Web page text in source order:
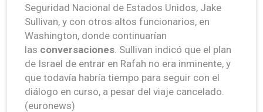
Seguridad Nacional de Estados Unidos, Jake
Sullivan, y con otros altos funcionarios, en
Washington, donde continuarían
las conversaciones . Sullivan indicó que el plan
de Israel de entrar en Rafah no era inminente, y
que todavía habría tiempo para seguir con el
diálogo en curso, a pesar del viaje cancelado.
(euronews)